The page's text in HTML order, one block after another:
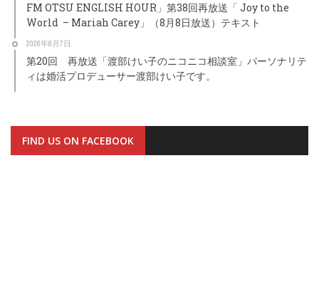
FM OTSU ENGLISH HOUR」第38回再放送「 Joy to the
World – Mariah Carey」（8月8日放送）テキスト
2026年8月7日
第20回 再放送「渡部けい子のニコニコ相談室」パーソナリテ
ィは婚活プロデューサー渡部けい子です。
FIND US ON FACEBOOK